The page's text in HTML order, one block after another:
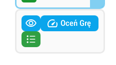
  Oceń Grę
